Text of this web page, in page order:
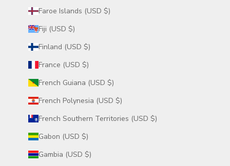
Faroe Islands (USD $)
Fiji (USD $)
Finland (USD $)
France (USD $)
French Guiana (USD $)
French Polynesia (USD $)
French Southern Territories (USD $)
Gabon (USD $)
Gambia (USD $)